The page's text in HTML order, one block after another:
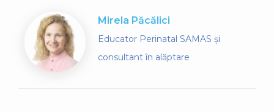
Mirela Păcălici
Educator Perinatal SAMAS și
consultant în alăptare